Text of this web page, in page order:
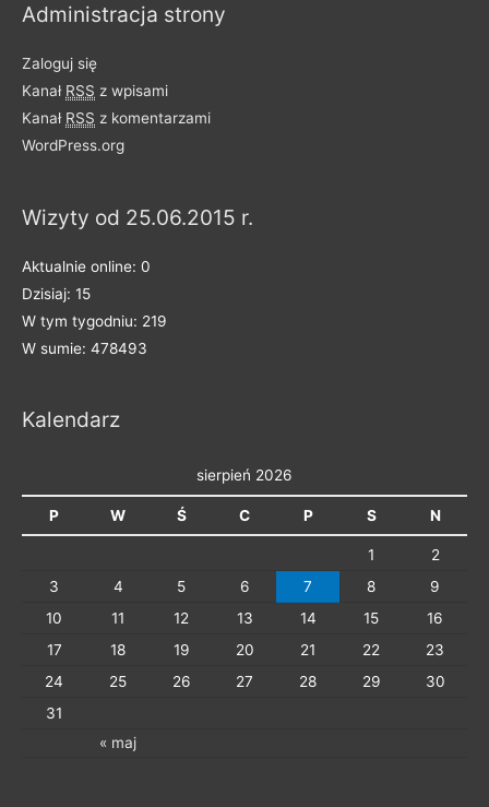
e
k
e
g
i
Administracja strony
Zaloguj się
Kanał RSS z wpisami
Kanał RSS z komentarzami
WordPress.org
Wizyty od 25.06.2015 r.
Aktualnie online: 0
Dzisiaj: 15
W tym tygodniu: 219
W sumie: 478493
Kalendarz
sierpień 2026
P W Ś C P S N
« maj
1
2
3
4 5 6 7 8
9
10
11 12 13 14 15
16
17
18 19 20 21 22
23
24
25 26 27 28 29
30
31